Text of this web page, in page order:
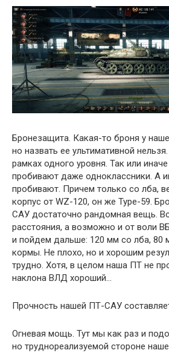
Бронезащита. Какая-то броня у
но назвать ее ультимативной
рамках одного уровня. Так или
пробивают даже одноклассники. А
пробивают. Причем только со лба,
корпус от WZ-120, он же Type-59.
САУ достаточно рандомная вещь.
расстояния, а возможно и от воли
и пойдем дальше: 120 мм со лба, 80
кормы. Не плохо, но и хорошим
трудно. Хотя, в целом наша ПТ не
наклона ВЛД хороший…
Прочность нашей ПТ-САУ
Огневая мощь. Тут мы как раз и
но труднореализуемой стороне